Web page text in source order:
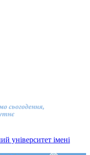
університет імені